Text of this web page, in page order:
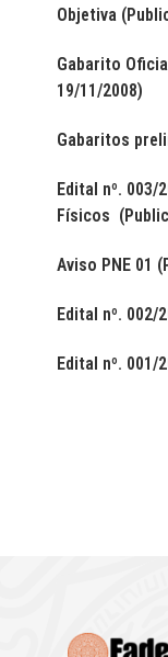
Objetiva
Gabarito
19/11/2008)
Gabaritos
Edital nº. 003/
Físicos
Aviso PNE 01
Edital nº. 002/
Edital nº. 001/